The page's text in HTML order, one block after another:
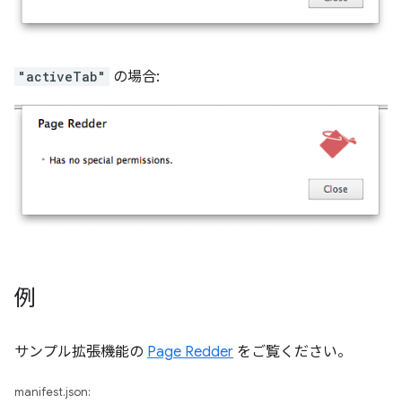
"activeTab" の場合:
例
サンプル拡張機能の Page Redder をご覧ください。
manifest.json: